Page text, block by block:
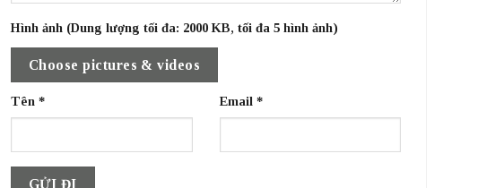
Hình ảnh (Dung lượng tối đa: 2000 KB, tối đa 5 hình ảnh)
Choose pictures & videos
Tên* Email *